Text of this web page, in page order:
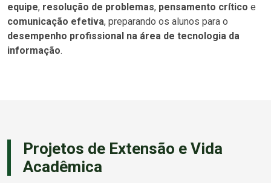
equipe, resolução de problemas, pensamento crítico e
comunicação efetiva, preparando os alunos para o
desempenho profissional na área de tecnologia da
informação.
Projetos de Extensão e Vida
Acadêmica